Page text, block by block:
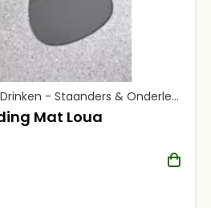
Accessoires - Eten & Drinken - Staanders & Onderleggers
Mat Loua